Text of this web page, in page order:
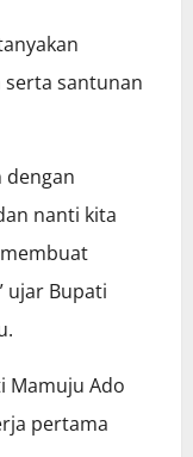
serta santunan
dengan
nanti kita
ujar Bupati
Mamuju Ado
pertama